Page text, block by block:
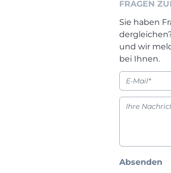
FRAGEN
Sie haben
und wir
bei Ihnen.
Absenden